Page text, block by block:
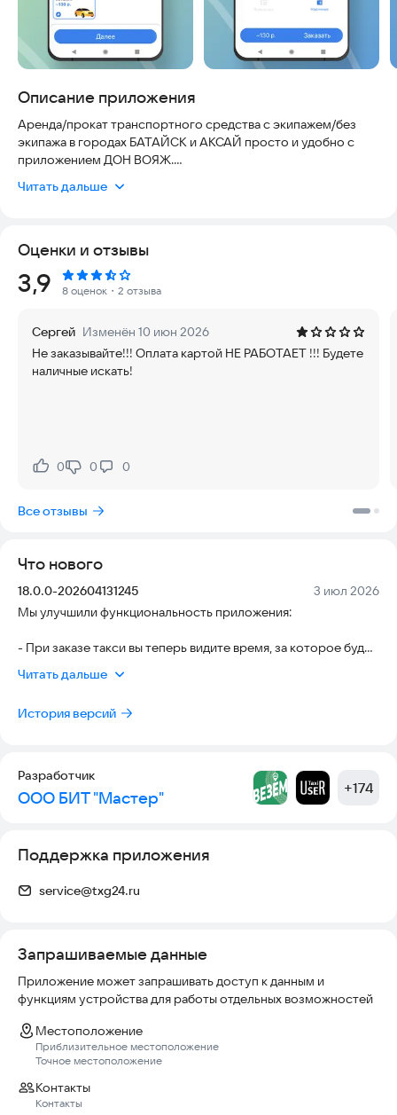
Описание приложения
Аренда/прокат транспортного средства с экипажем/без
экипажа в городах БАТАЙСК и АКСАЙ просто и удобно с
приложением ДОН ВОЯЖ.
[БЫСТРАЯ ПОДАЧА]:
попадает к ближайшему свободному водителю, таким
образом время подачи сокращается до минимального.
[ОПРЕДЕЛЕНИЕ МЕСТОПОЛОЖЕНИЯ]:
Вам не обязательно знать, где вы находитесь. Приложение
само определит ваше местоположение. Нужно лишь указать
точку назначения. Наблюдайте на карте в режиме онлайн за
Марка, номер, цвет и время прибытия транспортного
проката известны заранее. После завершения поездки вы
[УСКОРЯЙТЕ ВРЕМЯ ПОДАЧИ]:
Вам срочно нужен автомобиль в час пик? Воспользуйтесь
новой функцией в мобильном приложении – увеличивайте
Напишите отзыв, поставьте 5 звезд, следите за нашими
Читать дальше
Оценки и отзывы
Рейтинг:
3,9 8 оценок ・2 отзыва
Сергей Изменён 10 июн 2026
Не заказывайте!!! Оплата картой НЕ РАБОТАЕТ !!! Будете
наличные искать!
Нравится:
0Не нравится:
0 0
Все отзывы
Что нового
Версия:
18.0.0-202604131245 Дата:
3 июл 2026
Мы улучшили функциональность приложения:
- При заказе такси вы теперь видите время, за которое будет
- Появилась детализация платежей — теперь вы видите
Читать дальше
История версий
Разработчик
ООО БИТ "Мастер" +174
Поддержка приложения
service@txg24.ru
Запрашиваемые данные
Приложение может запрашивать доступ к данным и
функциям устройства для работы отдельных возможностей
Местоположение
Приблизительное местоположение
Точное местоположение
Контакты
Контакты